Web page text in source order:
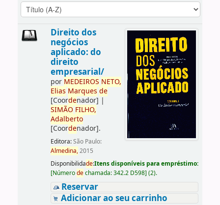
Direito dos
negócios
aplicado: do
direito
empresarial/
por MEDEIROS NETO,
Elias Marques de
[Coordenador] |
SIMÃO FILHO,
Adalberto
[Coordenador].
Editora:São Paulo:
Almedina,2015
Disponibilidade:Itens disponíveis para empréstimo:
[Númerodechamada:342.2 D598] (2).
Reservar
Adicionar ao seu carrinho